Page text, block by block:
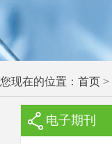
您现在的位置： 首页 >
电子期刊